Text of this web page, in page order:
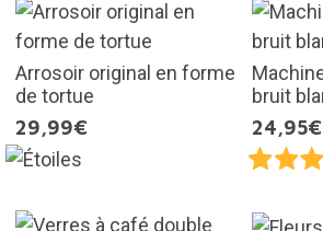
Arrosoir original en forme
de tortue
29,99€
bruit
24,95€